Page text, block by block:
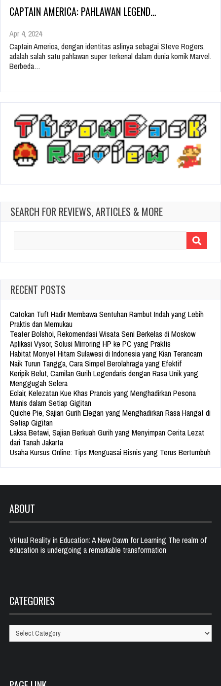
CAPTAIN AMERICA: PAHLAWAN LEGEND…
Apr 4, 2024
Captain America, dengan identitas aslinya sebagai Steve Rogers,
adalah salah satu pahlawan super terkenal dalam dunia komik Marvel.
Berbeda…
SEARCH FOR REVIEWS, ARTICLES & MORE
RECENT POSTS
Catokan Tuft Hadir Membawa Sentuhan Rambut Indah yang Lebih
Praktis dan Memukau
Teater Bolshoi, Rekomendasi Wisata Seni Berkelas di Moskow
Aplikasi Vysor, Solusi Mirroring HP ke PC yang Praktis
Habitat Monyet Hitam Sulawesi di Indonesia yang Kian Terancam
Naik Turun Tangga, Cara Simpel Berolahraga yang Efektif
Keripik Belut, Camilan Gurih Legendaris dengan Rasa Unik yang
Menggugah Selera
Eclair, Kelezatan Kue Khas Prancis yang Menghadirkan Pesona
Manis dalam Setiap Gigitan
Quiche Pie, Sajian Gurih Elegan yang Menghadirkan Rasa Hangat di
Setiap Gigitan
Laksa Betawi, Sajian Berkuah Gurih yang Menyimpan Cerita Lezat
dari Tanah Jakarta
Usaha Kursus Online: Tips Menguasai Bisnis yang Terus Bertumbuh
ABOUT
Virtual Reality in Education: A New Dawn for Learning The realm of
education is undergoing a remarkable transformation
CATEGORIES
Categories